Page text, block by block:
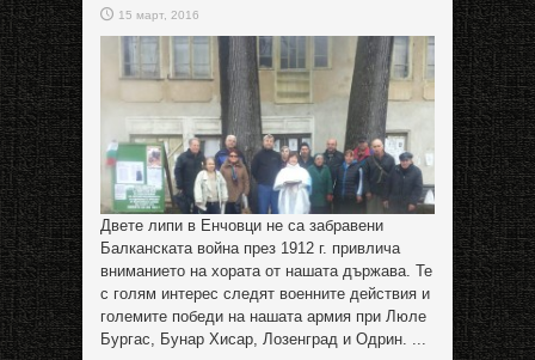
15 март, 2016
Двете липи в Енчовци не са забравени
Балканската война през 1912 г. привлича
вниманието на хората от нашата държава. Те
с голям интерес следят военните действия и
големите победи на нашата армия при Люле
Бургас, Бунар Хисар, Лозенград и Одрин. ...